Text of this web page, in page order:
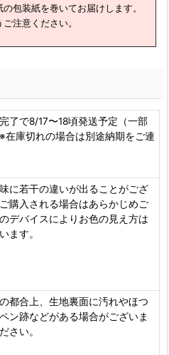
包装紙を巻いてお届けします。
注意ください。
了で8/17〜18頃発送予定（一部
庫切れの場合は別途納期をご連
に若干の違いが出ることがござ
購入される場合はあらかじめご
デバイスによりお色の見え方は
ます。
都合上、生地裏面に汚れやほつ
ン跡などがある場合がございま
さい。